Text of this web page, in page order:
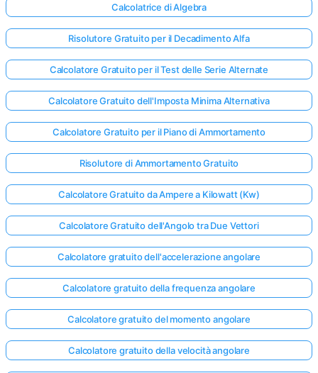
Calcolatrice di Algebra
Risolutore Gratuito per il Decadimento Alfa
Calcolatore Gratuito per il Test delle Serie Alternate
Calcolatore Gratuito dell'Imposta Minima Alternativa
Calcolatore Gratuito per il Piano di Ammortamento
Risolutore di Ammortamento Gratuito
Calcolatore Gratuito da Ampere a Kilowatt (Kw)
Calcolatore Gratuito dell'Angolo tra Due Vettori
Calcolatore gratuito dell'accelerazione angolare
Calcolatore gratuito della frequenza angolare
Calcolatore gratuito del momento angolare
Calcolatore gratuito della velocità angolare